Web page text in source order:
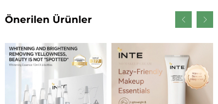
Önerilen Ürünler